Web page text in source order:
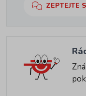
ZEPTEJTE